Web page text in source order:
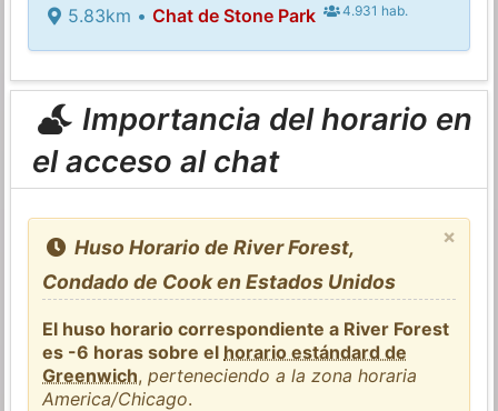
5.83km • Chat de Stone Park 4.931 hab.
Importancia del horario en
el acceso al chat
×
Huso Horario de River Forest,
Condado de Cook en Estados Unidos
El huso horario correspondiente a River Forest
es -6 horas sobre el horario estándard de
Greenwich,perteneciendo a la zona horaria
America/Chicago.